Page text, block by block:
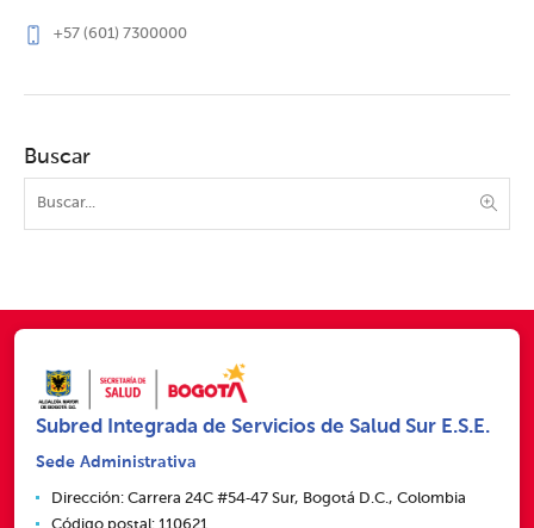
+57 (601) 7300000
Buscar
Subred Integrada de Servicios de Salud Sur E.S.E.
Sede Administrativa
Dirección: Carrera 24C #54‑47 Sur, Bogotá D.C., Colombia